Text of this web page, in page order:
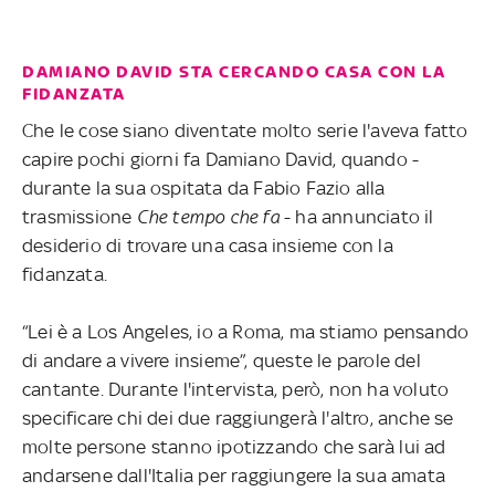
DAMIANO DAVID STA CERCANDO CASA CON LA
FIDANZATA
Che le cose siano diventate molto serie l'aveva fatto
capire pochi giorni fa Damiano David, quando -
durante la sua ospitata da Fabio Fazio alla
trasmissione Che tempo che fa- ha annunciato il
desiderio di trovare una casa insieme con la
fidanzata.
“Lei è a Los Angeles, io a Roma, ma stiamo pensando
di andare a vivere insieme”, queste le parole del
cantante. Durante l'intervista, però, non ha voluto
specificare chi dei due raggiungerà l'altro, anche se
molte persone stanno ipotizzando che sarà lui ad
andarsene dall'Italia per raggiungere la sua amata